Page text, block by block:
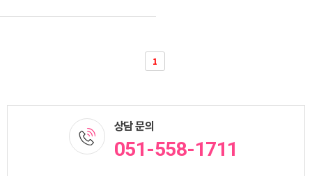
1
상담 문의
051-558-1711